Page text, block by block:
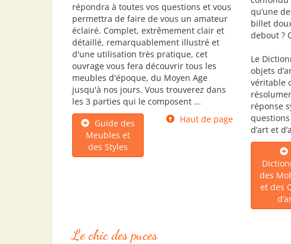
répondra à toutes vos questions et vous
permettra de faire de vous un amateur
éclairé. Complet, extrêmement clair et
détaillé, remarquablement illustré et
d'une utilisation très pratique, cet
ouvrage vous fera découvrir tous les
meubles d'époque, du Moyen Age
jusqu'à nos jours. Vous trouverez dans
les 3 parties qui le composent ...
Guide des
Meubles et
des Styles
Haut de page
qu’une
billet
debout ?
Le
objets
véritable
réponse
d’art et
des
et des
Le chic des puces